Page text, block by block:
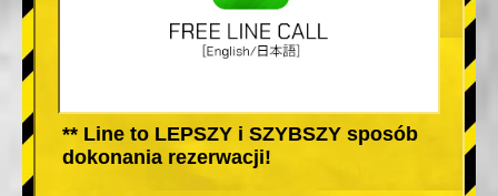
** Line to LEPSZY i SZYBSZY sposób
dokonania rezerwacji!